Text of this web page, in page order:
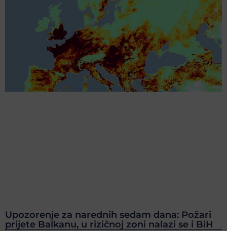
Upozorenje za narednih sedam dana: Požari
prijete Balkanu, u rizičnoj zoni nalazi se i BiH